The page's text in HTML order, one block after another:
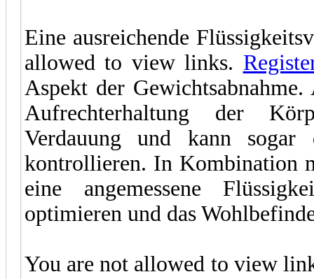
Eine ausreichende
allowed to view links.
Aspekt der
Aufrechterhaltung der
Verdauung und kann
kontrollieren. In Kombination
eine angemessene
optimieren und das
You are not allowed to view